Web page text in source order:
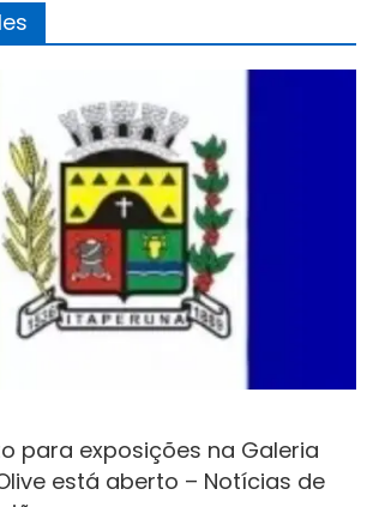
para exposições na Galeria
está aberto – Notícias de